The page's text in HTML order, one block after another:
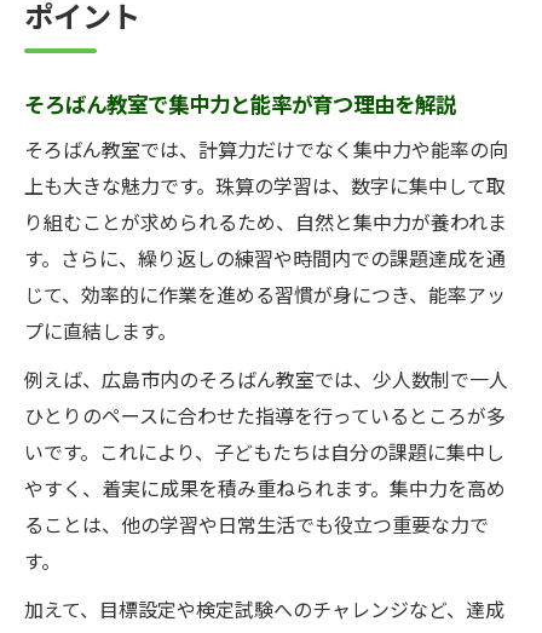
ップ法
実際
子どもの集中力が伸びるそろばん教室の特徴
そろばん教室が子どもの集中力強化に役立
つ理由
広島市のそろばん教室で集中力が伸びる環
境づくり
集中力が持続するそろばん教室の工夫と指
導法
能率を意識したそろばん教室の少人数制の
利点
そろばん教室で学ぶ子どもたちの集中体験
談
べきか
ポイント
そろばん教室で集中力と能率が育つ理由を解説
そろばん教室では、計算力だけでなく集中力や能率の向
上も大きな魅力です。珠算の学習は、数字に集中して取
り組むことが求められるため、自然と集中力が養われま
す。さらに、繰り返しの練習や時間内での課題達成を通
じて、効率的に作業を進める習慣が身につき、能率アッ
プに直結します。
例えば、広島市内のそろばん教室では、少人数制で一人
ひとりのペースに合わせた指導を行っているところが多
いです。これにより、子どもたちは自分の課題に集中し
やすく、着実に成果を積み重ねられます。集中力を高め
ることは、他の学習や日常生活でも役立つ重要な力で
す。
加えて、目標設定や検定試験へのチャレンジなど、達成